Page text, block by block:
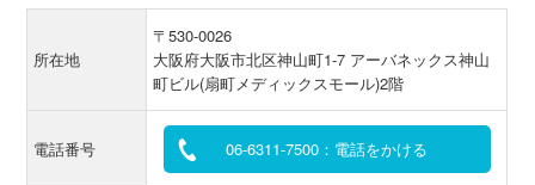
所在地
〒530-0026
大阪府大阪市北区神山町1-7 アーバネックス神山
町ビル(扇町メディックスモール)2階
電話番号 06-6311-7500：電話をかける